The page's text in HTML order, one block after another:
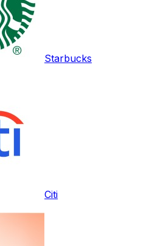
Starbucks
Citi